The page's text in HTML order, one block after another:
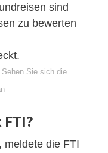
sind
zu bewerten
Sehen Sie sich die
meldete die FTI